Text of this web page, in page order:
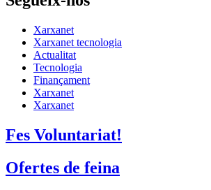
Xarxanet
Xarxanet tecnologia
Actualitat
Tecnologia
Finançament
Xarxanet
Xarxanet
Fes Voluntariat!
Ofertes de feina